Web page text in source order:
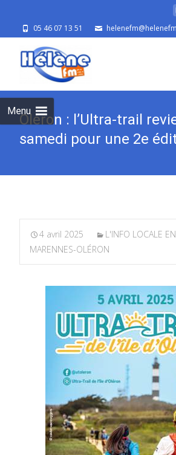
05 46 07 13 51
Menu
Oléron : l’Ultra-trail
samedi pour une 2e
4 avril 2025
L'INFO LOCALE
MARENNES-OLÉRON